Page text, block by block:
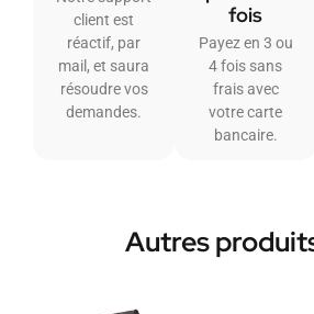
client est
réactif, par
mail, et saura
résoudre vos
demandes.
fois
Payez en 3 ou
4 fois sans
frais avec
votre carte
bancaire.
Autres